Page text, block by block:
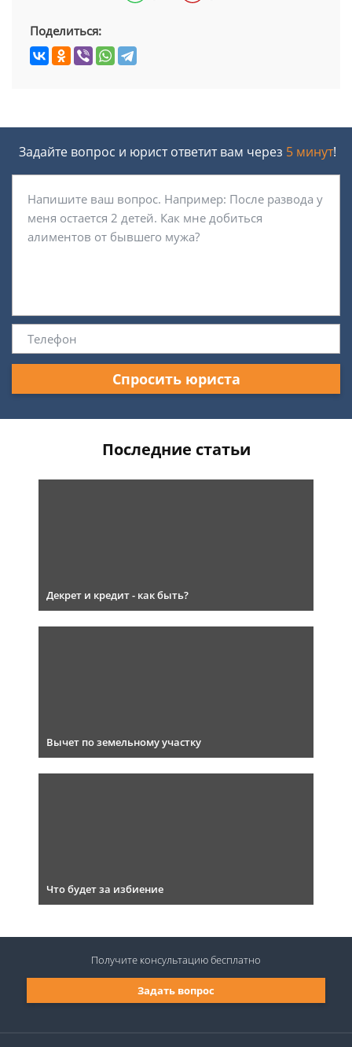
Поделиться:
Задайте вопрос и юрист ответит вам через 5 минут!
Спросить юриста
Последние статьи
Декрет и кредит - как быть?
Вычет по земельному участку
Что будет за избиение
Задать вопрос
Получите консультациюбесплатно